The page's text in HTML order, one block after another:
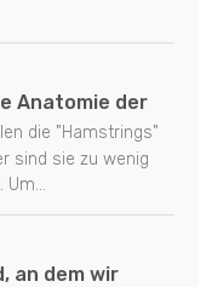
Anatomie der
die "Hamstrings"
sind sie zu wenig
an dem wir